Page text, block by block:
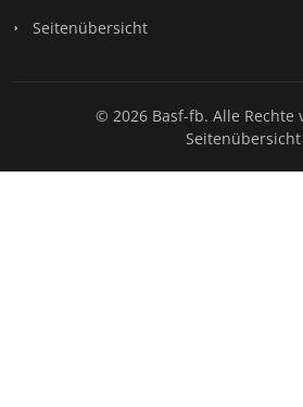
Seitenübersicht
© 2026 Basf-fb. Alle Rechte
Seitenübersicht